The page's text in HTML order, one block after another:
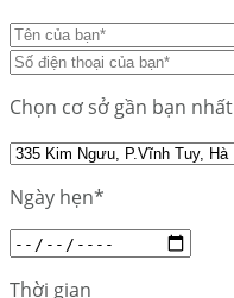
Chọn cơ sở gần bạn nhất
Ngày hẹn*
Thời gian